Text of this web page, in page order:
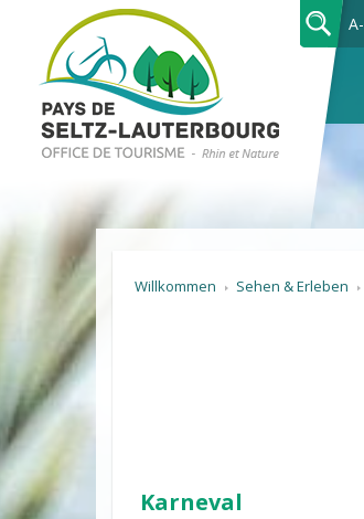
A-
Willkommen Sehen & Erleben
Karneval